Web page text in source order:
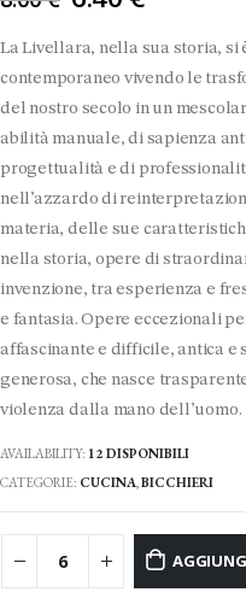
originale
era:
8.00 €.
La Livellara, nella sua storia, si
contemporaneo vivendo le
del nostro secolo in un
abilità manuale, di sapienza
progettualità e di
nell’azzardo di
materia, delle sue
nella storia, opere di
invenzione, tra esperienza e
e fantasia. Opere eccezionali
affascinante e difficile, antica e
generosa, che nasce
violenza dalla mano dell’uomo.
AVAILABILITY: 12 DISPONIBILI
CATEGORIE: CUCINA,BICCHIERI